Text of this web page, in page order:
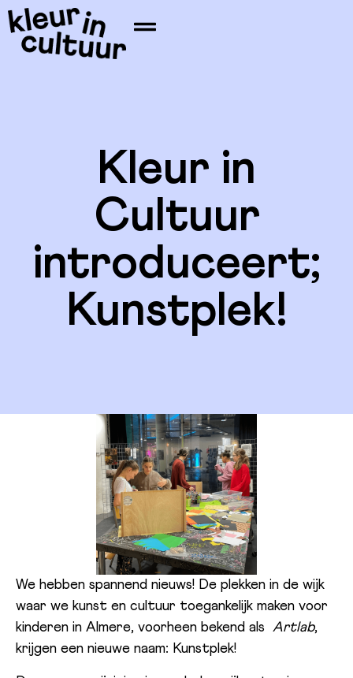
Kleur in
Cultuur
introduceert;
Kunstplek!
We hebben spannend nieuws! De plekken in de wijk
waar we kunst en cultuur toegankelijk maken voor
kinderen in Almere, voorheen bekend als Artlab,
krijgen een nieuwe naam: Kunstplek!